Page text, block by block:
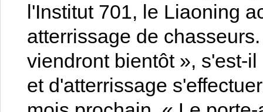
l'Institut 701, le Liaoning
atterrissage de
viendront bientôt », s'est-
et d'atterrissage